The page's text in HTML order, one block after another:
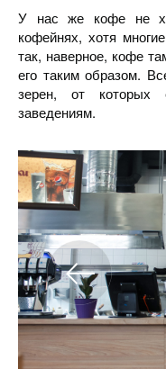
У нас же кофе не
кофейнях, хотя
так, наверное, кофе
его таким образом.
зерен, от
заведениям.